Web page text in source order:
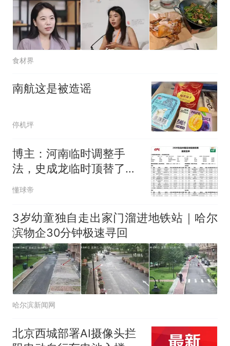
食材界
南航这是被造谣
停机坪
博主：河南临时调整手
法，史成龙临时顶替了王
国明
懂球帝
3岁幼童独自走出家门溜进地铁站｜哈尔
滨物企30分钟极速寻回
哈尔滨新闻网
北京西城部署AI摄像头拦